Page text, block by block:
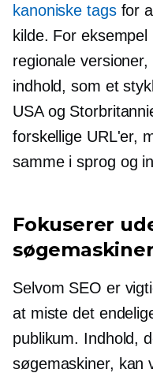
kanoniske tagsfor
kilde. For
regionale
indhold, som et
USA og
forskellige URL'er,
samme i sprog og
Fokuserer
søgemaskiner
Selvom SEO er
at miste det
publikum. Indhold,
søgemaskiner, kan